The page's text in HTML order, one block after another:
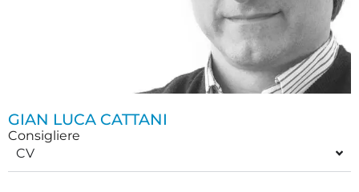
GIAN LUCA CATTANI
Consigliere
CV